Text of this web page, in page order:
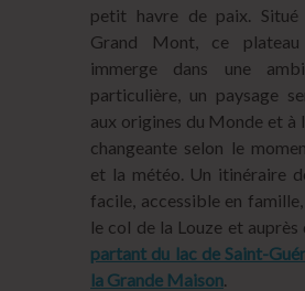
petit havre de paix.
Grand Mont, ce
immerge dans une
particulière, un paysage
aux origines du Monde et à
changeante selon le
et la météo. Un itinéraire
facile, accessible en
le col de la Louze et auprès
partant du lac de Saint-
la Grande Maison